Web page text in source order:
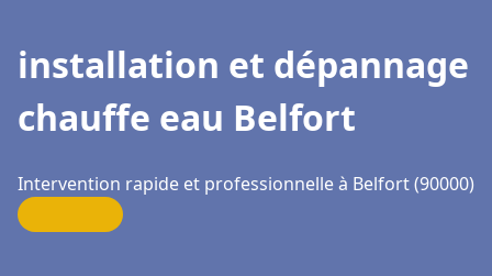
installation et dépannage
chauffe eau Belfort
Intervention rapide et professionnelle à Belfort (90000)